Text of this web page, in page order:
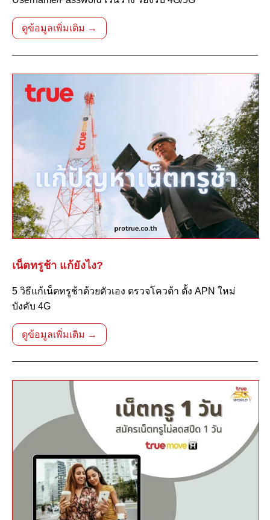
ดูข้อมูลเพิ่มเติม →
เน็ตทรูช้า แก้ยังไง?
5 วิธีแก้เน็ตทรูช้าด้วยตัวเอง ตรวจโควต้า ตั้ง APN ใหม่
บังคับ 4G
ดูข้อมูลเพิ่มเติม →